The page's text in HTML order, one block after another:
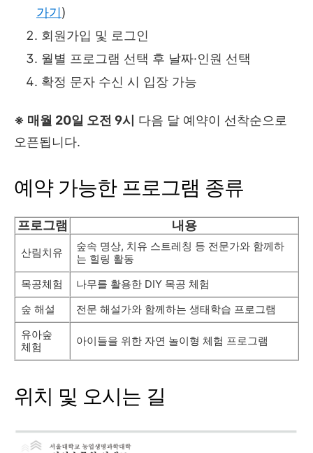
가기)
회원가입 및 로그인
월별 프로그램 선택 후 날짜·인원 선택
확정 문자 수신 시 입장 가능
※ 매월 20일 오전 9시 다음 달 예약이 선착순으로
오픈됩니다.
예약 가능한 프로그램 종류
프로그램 내용
산림치유
숲속 명상, 치유 스트레칭 등 전문가와 함께하
는 힐링 활동
목공체험
나무를 활용한 DIY 목공 체험
숲 해설
전문 해설가와 함께하는 생태학습 프로그램
유아숲
체험
아이들을 위한 자연 놀이형 체험 프로그램
위치 및 오시는 길